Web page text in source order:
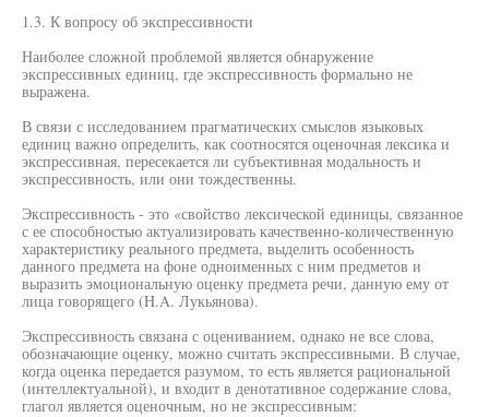
1.3. К вопросу об экспрессивности
Наиболее сложной проблемой является обнаружение
экспрессивных единиц, где экспрессивность формально не
выражена.
В связи с исследованием прагматических смыслов языковых
единиц важно определить, как соотносятся оценочная лексика и
экспрессивная, пересекается ли субъективная модальность и
экспрессивность, или они тождественны.
Экспрессивность - это «свойство лексической единицы, связанное
с ее способностью актуализировать качественно-количественную
характеристику реального предмета, выделить особенность
данного предмета на фоне одноименных с ним предметов и
выразить эмоциональную оценку предмета речи, данную ему от
лица говорящего (H.A. Лукьянова).
Экспрессивность связана с оцениванием, однако не все слова,
обозначающие оценку, можно считать экспрессивными. В случае,
когда оценка передается разумом, то есть является рациональной
(интеллектуальной), и входит в денотативное содержание слова,
глагол является оценочным, но не экспрессивным: